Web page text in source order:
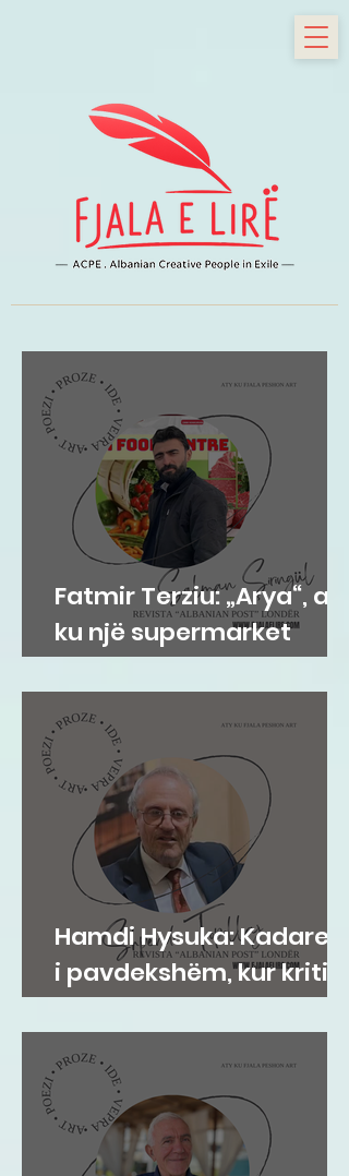
Fatmir Terziu: „Arya“, aty
ku një supermarket
bëhet adresë e
komunitetit shqiptar në
Gravesend
Hamdi Hysuka: Kadareja
i pavdekshëm, kur kritika
i jep formë kujtesës